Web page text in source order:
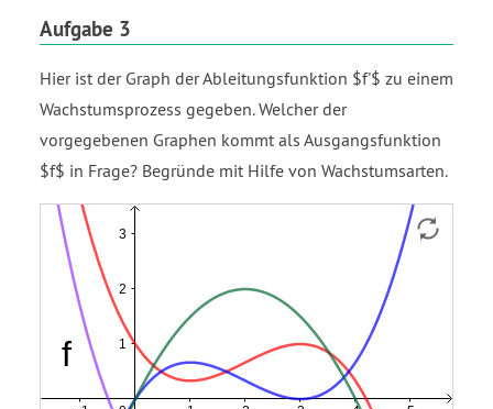
Aufgabe 3
Hier ist der Graph der Ableitungsfunktion $f'$ zu einem
Wachstumsprozess gegeben. Welcher der
vorgegebenen Graphen kommt als Ausgangsfunktion
$f$ in Frage? Begründe mit Hilfe von Wachstumsarten.
open
parenthesis
Version
close
parenthesis
open
parenthesis
Version
close
parenthesis
open
parenthesis
Version
close
parenthesis
Version
close
parenthesis
Hilflinien
Funktion
Funktion
Funktion
Funktion
Funktion